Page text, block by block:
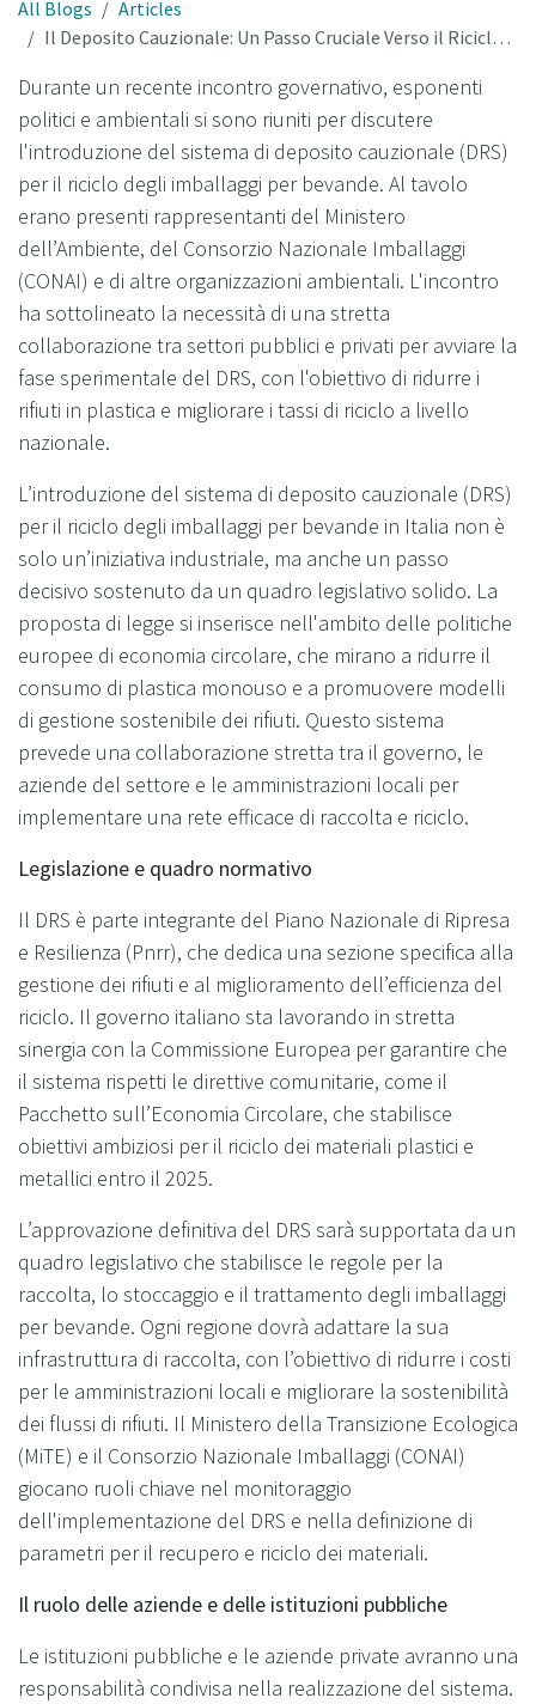
All Blogs
Articles
Il Deposito Cauzionale: Un Passo Cruciale Verso il Riciclo Efficiente degli Imballaggi
Durante un recente incontro governativo, esponenti
politici e ambientali si sono riuniti per discutere
l'introduzione del sistema di deposito cauzionale (DRS)
per il riciclo degli imballaggi per bevande. Al tavolo
erano presenti rappresentanti del Ministero
dell’Ambiente, del Consorzio Nazionale Imballaggi
(CONAI) e di altre organizzazioni ambientali. L'incontro
ha sottolineato la necessità di una stretta
collaborazione tra settori pubblici e privati per avviare la
fase sperimentale del DRS, con l'obiettivo di ridurre i
rifiuti in plastica e migliorare i tassi di riciclo a livello
nazionale.
L’introduzione del sistema di deposito cauzionale (DRS)
per il riciclo degli imballaggi per bevande in Italia non è
solo un’iniziativa industriale, ma anche un passo
decisivo sostenuto da un quadro legislativo solido. La
proposta di legge si inserisce nell'ambito delle politiche
europee di economia circolare, che mirano a ridurre il
consumo di plastica monouso e a promuovere modelli
di gestione sostenibile dei rifiuti. Questo sistema
prevede una collaborazione stretta tra il governo, le
aziende del settore e le amministrazioni locali per
implementare una rete efficace di raccolta e riciclo.
Legislazione e quadro normativo
Il DRS è parte integrante del Piano Nazionale di Ripresa
e Resilienza (Pnrr), che dedica una sezione specifica alla
gestione dei rifiuti e al miglioramento dell’efficienza del
riciclo. Il governo italiano sta lavorando in stretta
sinergia con la Commissione Europea per garantire che
il sistema rispetti le direttive comunitarie, come il
Pacchetto sull’Economia Circolare, che stabilisce
obiettivi ambiziosi per il riciclo dei materiali plastici e
metallici entro il 2025.
L’approvazione definitiva del DRS sarà supportata da un
quadro legislativo che stabilisce le regole per la
raccolta, lo stoccaggio e il trattamento degli imballaggi
per bevande. Ogni regione dovrà adattare la sua
infrastruttura di raccolta, con l’obiettivo di ridurre i costi
per le amministrazioni locali e migliorare la sostenibilità
dei flussi di rifiuti. Il Ministero della Transizione Ecologica
(MiTE) e il Consorzio Nazionale Imballaggi (CONAI)
giocano ruoli chiave nel monitoraggio
dell'implementazione del DRS e nella definizione di
parametri per il recupero e riciclo dei materiali.
Il ruolo delle aziende e delle istituzioni pubbliche
Le istituzioni pubbliche e le aziende private avranno una
responsabilità condivisa nella realizzazione del sistema.